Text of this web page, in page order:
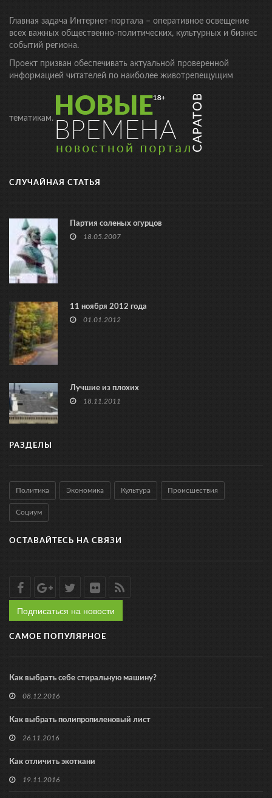
Главная задача Интернет-портала – оперативное освещение
всех важных общественно-политических, культурных и бизнес
событий региона.
Проект призван обеспечивать актуальной проверенной
информацией читателей по наиболее животрепещущим
тематикам.
СЛУЧАЙНАЯ СТАТЬЯ
Партия соленых огурцов
18.05.2007
11 ноября 2012 года
01.01.2012
Лучшие из плохих
18.11.2011
РАЗДЕЛЫ
Политика Экономика Культура Происшествия
Социум
ОСТАВАЙТЕСЬ НА СВЯЗИ
Подписаться на новости
САМОЕ ПОПУЛЯРНОЕ
Как выбрать себе стиральную машину?
08.12.2016
Как выбрать полипропиленовый лист
26.11.2016
Как отличить экоткани
19.11.2016